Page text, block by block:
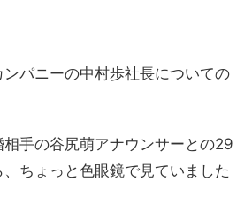
パニーの中村歩社長についての
手の谷尻萌アナウンサーとの29
ちょっと色眼鏡で見ていました